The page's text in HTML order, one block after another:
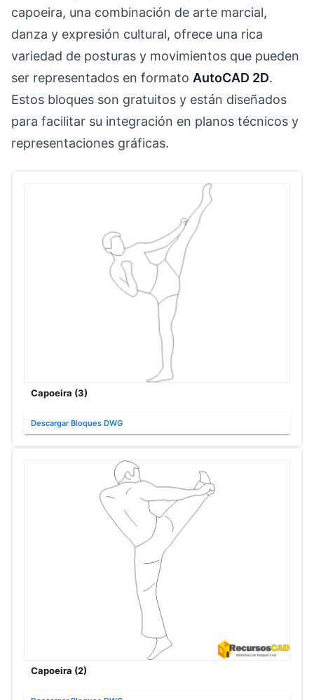
capoeira, una combinación de arte marcial,
danza y expresión cultural, ofrece una rica
variedad de posturas y movimientos que pueden
ser representados en formato AutoCAD 2D.
Estos bloques son gratuitos y están diseñados
para facilitar su integración en planos técnicos y
representaciones gráficas.
Capoeira (3)
Descargar Bloques DWG
Capoeira (2)